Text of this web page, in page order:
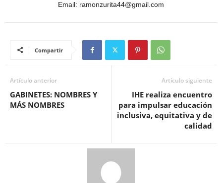
Email: ramonzurita44@gmail.com
Compartir
Artículo anterior
GABINETES: NOMBRES Y
MÁS NOMBRES
Artículo siguiente
IHE realiza encuentro
para impulsar educación
inclusiva, equitativa y de
calidad